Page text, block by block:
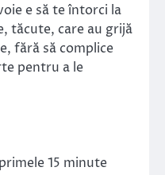
e să te întorci la
tăcute, care au grijă
fără să complice
pentru a le
15 minute